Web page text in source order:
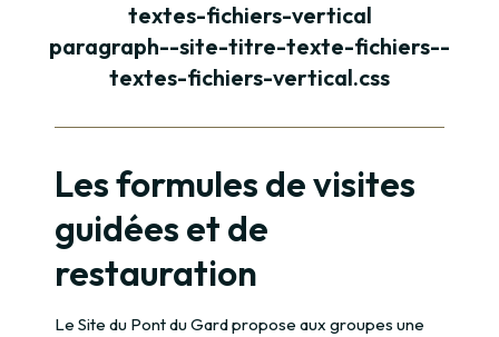
textes-fichiers-vertical
paragraph--site-titre-texte-fichiers--
textes-fichiers-vertical.css
Les formules de visites
guidées et de
restauration
Le Site du Pont du Gard propose aux groupes une